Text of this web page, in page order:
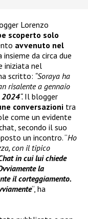
Lorenzo
scoperto solo
avvenuto nel
insieme da circa due
iniziata nel
scritto: “Soraya ha
risalente a gennaio
2024“. Il blogger
conversazioni tra
come un evidente
secondo il suo
un incontro. “Ho
con il tipico
in cui lui chiede
la
il corteggiamento.
“, ha